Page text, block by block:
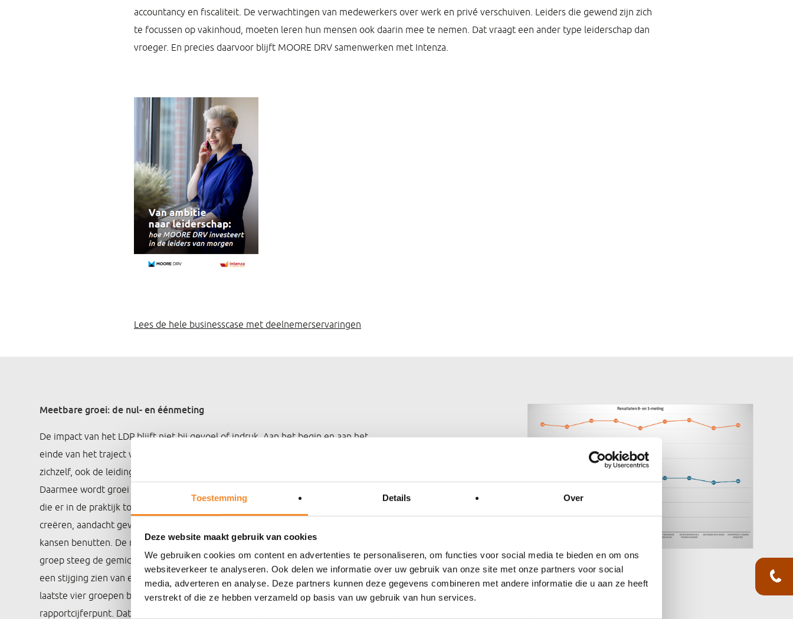
Toestemming Details Over
Deze website maakt gebruik van cookies
We gebruiken cookies om content en advertenties te personaliseren, om functies voor social media te bieden en om ons
websiteverkeer te analyseren. Ook delen we informatie over uw gebruik van onze site met onze partners voor social
media, adverteren en analyse. Deze partners kunnen deze gegevens combineren met andere informatie die u aan ze heeft
verstrekt of die ze hebben verzameld op basis van uw gebruik van hun services.
accountancy en fiscaliteit. De verwachtingen van medewerkers over werk en privé verschuiven. Leiders die gewend zijn zich
te focussen op vakinhoud, moeten leren hun mensen ook daarin mee te nemen. Dat vraagt een ander type leiderschap dan
vroeger. En precies daarvoor blijft MOORE DRV samenwerken met Intenza.
Lees de hele businesscase met deelnemerservaringen
Meetbare groei: de nul- en éénmeting
De impact van het LDP blijft niet bij gevoel of indruk. Aan het begin en aan het
einde van het traject vindt een meting plaats. Niet alleen de deelnemer beoordeelt
zichzelf, ook de leidinggevende en minimaal vijf teamleden geven hun oordeel.
Daarmee wordt groei zichtbaar vanuit verschillende perspectieven en op de punten
die er in de praktijk toe doen: veranderingen doorvoeren, een lerende cultuur
creëren, aandacht geven aan het team, zichtbaar zijn in de regio en commerciële
kansen benutten. De resultaten zijn consistent en overtuigend. Bij de meest recente
groep steeg de gemiddelde score van een 7,0 naar een 7,7. De groep daarvoor liet
een stijging zien van een 6,4 naar een 7,3. En het beeld is structureel: over de
laatste vier groepen bedroeg de gemiddelde stijging per groep gemiddeld een
rapportcijferpunt. Dat is geen marginale verbetering, maar een groei die merkbaar